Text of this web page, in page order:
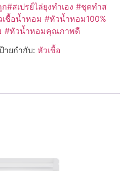
#สเปรย์ไล่ยุงทำเอง #ชุดทำส
เชื้อน้ำหอม #หัวน้ำหอม100%
#หัวน้ำหอมคุณภาพดี
ายกำกับ: หัวเชื้อ